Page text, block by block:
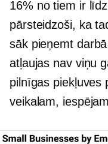
16% no tiem ir
pārsteidzoši, ka
sāk pieņemt
atļaujas nav viņu
pilnīgas piekļuves
veikalam,